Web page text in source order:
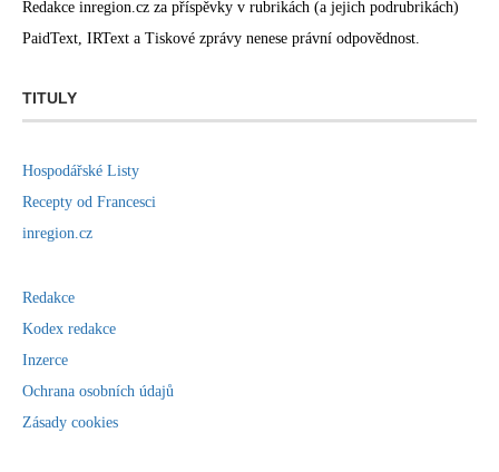
Redakce inregion.cz za příspěvky v rubrikách (a jejich podrubrikách)
PaidText, IRText a Tiskové zprávy nenese právní odpovědnost.
TITULY
Hospodářské Listy
Recepty od Francesci
inregion.cz
Redakce
Kodex redakce
Inzerce
Ochrana osobních údajů
Zásady cookies